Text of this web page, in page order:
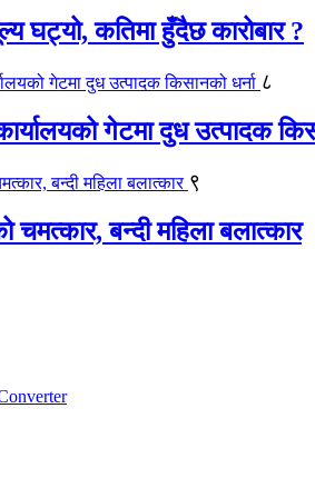
कतिमा हुँदैछ कारोबार ?
८
गेटमा दुध उत्पादक
९
चमत्कार, बन्दी महिला बलात्कार